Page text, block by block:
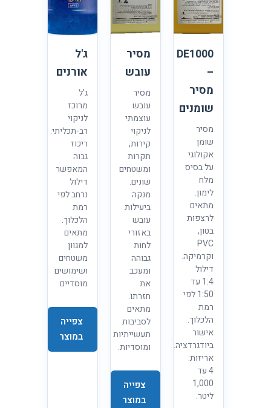
DE1000
–
מסיר
שומנים
מסיר
שומן
אקולוגי
על בסיס
מלח
לימון.
מתאים
לרצפות
בטון,
PVC
וקרמיקה.
דילול
1:4 עד
1:50 לפי
רמת
הלכלוך.
אישור
ביודגרדציה.
אריזות:
4 עד
1,000
ליטר.
מסיר
עובש
מסיר
עובש
עוצמתי
לניקוי
קירות,
תקרות
ומשטחים
שונים.
מנקה
ביעילות
עובש
באזורי
לחות
גבוהה
ומעכב
את
חזרתו.
מתאים
לסביבות
תעשייתיות
ומוסדיות.
צפייה
במוצר
ג'ל
אורנים
ג'ל
מרוכז
לניקוי
רב-תכליתי.
ריכוז
גבוה
המאפשר
דילול
נרחב לפי
רמת
הלכלוך.
מתאים
למגוון
משטחים
ושימושים
מוסדיים.
צפייה
במוצר